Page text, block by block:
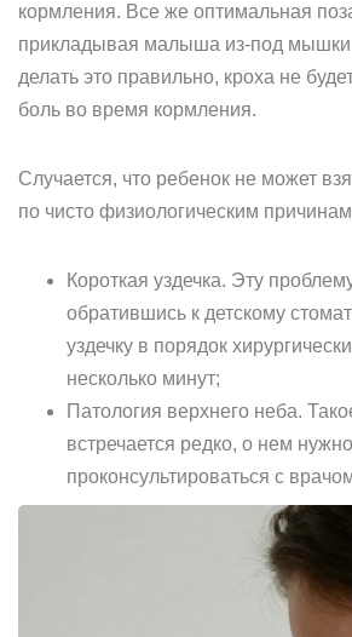
кормления. Все же оптимальная
прикладывая малыша из-под
делать это правильно, кроха не
боль во время кормления.
Случается, что ребенок не может
по чисто физиологическим
Короткая уздечка. Эту
обратившись к детскому
уздечку в порядок
несколько минут;
Патология верхнего неба.
встречается редко, о нем
проконсультироваться с